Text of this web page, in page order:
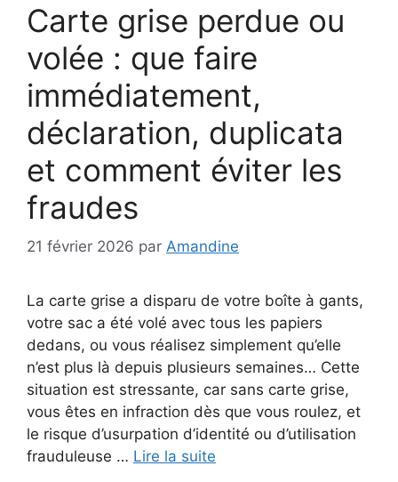
Carte grise perdue ou
volée : que faire
immédiatement,
déclaration, duplicata
et comment éviter les
fraudes
21 février 2026 par Amandine
La carte grise a disparu de votre boîte à gants,
votre sac a été volé avec tous les papiers
dedans, ou vous réalisez simplement qu’elle
n’est plus là depuis plusieurs semaines… Cette
situation est stressante, car sans carte grise,
vous êtes en infraction dès que vous roulez, et
le risque d’usurpation d’identité ou d’utilisation
frauduleuse … Lire la suite